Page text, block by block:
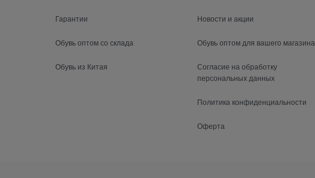
Гарантии
Обувь оптом со склада
Обувь из Китая
Новости и акции
Обувь оптом для вашего магазина
Согласие на обработку
персональных данных
Политика конфиденциальности
Оферта